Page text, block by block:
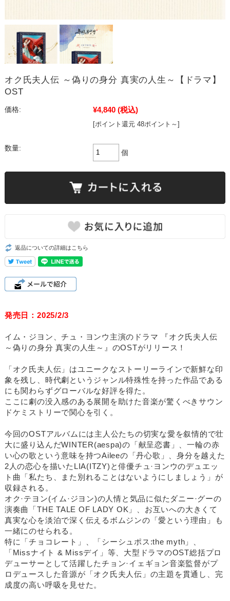
オク氏夫人伝 ～偽りの身分 真実の人生～【ドラマ】
OST
価格: ¥4,840 (税込)
[ポイント還元 48ポイント～]
数量:
個
返品についての詳細はこちら
発売日：2025/2/3
イム・ジヨン、チュ・ヨンウ主演のドラマ 『オク氏夫人伝
～偽りの身分 真実の人生～』のOSTがリリース！
「オク氏夫人伝」はユニークなストーリーラインで新鮮な印
象を残し、時代劇というジャンル特殊性を持った作品である
にも関わらずグローバルな好評を得た。
ここに劇の没入感のある展開を助けた音楽が驚くべきサウン
ドケミストリーで関心を引く。
今回のOSTアルバムには主人公たちの切実な愛を叙情的で壮
大に盛り込んだWINTER(aespa)の「献呈恋書」、一輪の赤
い心の歌という意味を持つAileeの「丹心歌」、身分を越えた
2人の恋心を描いたLIA(ITZY)と俳優チュ·ヨンウのデュエッ
ト曲「私たち、また別れることはないようにしましょう」が
収録される。
オク·テヨン(イム·ジヨン)の人情と気品に似たダニー·グーの
演奏曲「THE TALE OF LADY OK」、お互いへの大きくて
真実な心を淡泊で深く伝えるボムジンの「愛という理由」も
一緒にのせられる。
特に「チョコレート」、「シーシュポス:the myth」、
「Missナイト & Missデイ」等、大型ドラマのOST総括プロ
デューサーとして活躍したチョン·イェギョン音楽監督がプ
ロデュースした音源が「オク氏夫人伝」の主題を貫通し、完
成度の高い呼吸を見せた。